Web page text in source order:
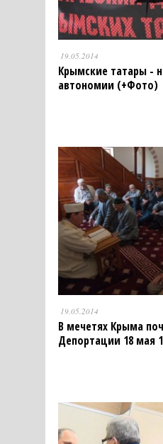
19.05.2014
Крымские татары -
автономии (+Фото)
19.05.2014
В мечетях Крыма
Депортации 18 мая